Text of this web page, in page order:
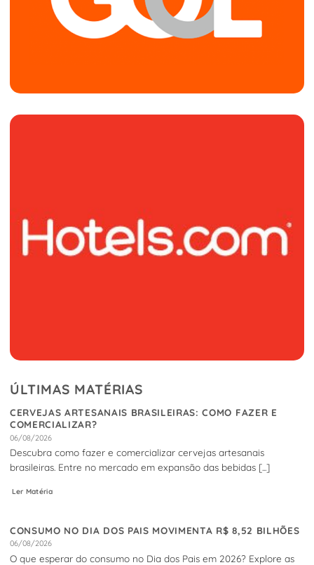
ÚLTIMAS MATÉRIAS
CERVEJAS ARTESANAIS BRASILEIRAS: COMO FAZER E
COMERCIALIZAR?
06/08/2026
Descubra como fazer e comercializar cervejas artesanais
brasileiras. Entre no mercado em expansão das bebidas [...]
Ler Matéria
CONSUMO NO DIA DOS PAIS MOVIMENTA R$ 8,52 BILHÕES
06/08/2026
O que esperar do consumo no Dia dos Pais em 2026? Explore as